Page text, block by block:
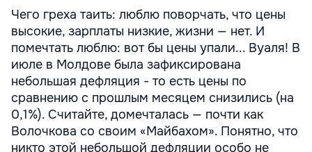
Чего греха таить: люблю поворчать, что цены
высокие, зарплаты низкие, жизни — нет. И
помечтать люблю: вот бы цены упали... Вуаля! В
июле в Молдове была зафиксирована
небольшая дефляция - то есть цены по
сравнению с прошлым месяцем снизились (на
0,1%). Считайте, домечталась — почти как
Волочкова со своим «Майбахом». Понятно, что
никто этой небольшой дефляции особо не